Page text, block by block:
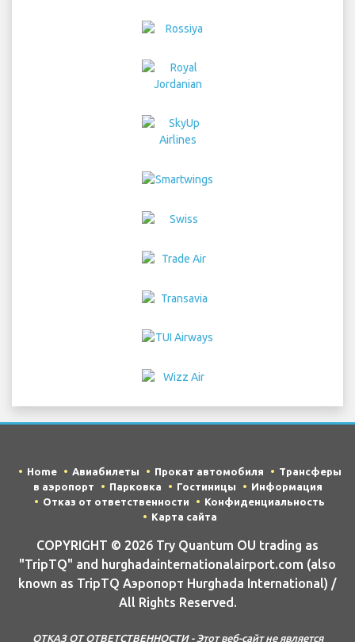
Home Авиабилеты Прокат автомобиля
Трансферы
в аэропорт
Парковка Гостиницы
Информация
Отказ от ответственности
Конфиденциальность
Карта сайта
COPYRIGHT © 2026 Try Quantum OU trading as
"TripTQ" and hurghadainternationalairport.com (also
known as TripTQ Аэропорт Hurghada International) /
All Rights Reserved.
ОТКАЗ ОТ ОТВЕТСТВЕННОСТИ - Этот веб-сайт не является